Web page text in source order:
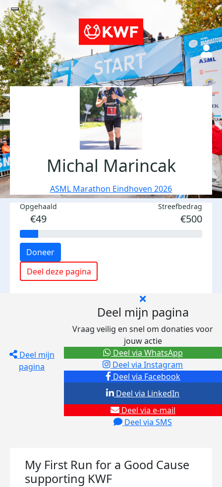
Michal Marincak
ASML Marathon Eindhoven 2026
Opgehaald
€49
Streefbedrag
€500
Doneer
Deel deze pagina
Deel mijn
pagina
Deel mijn pagina
Vraag veilig en snel om donaties voor
jouw actie
Deel via Facebook
Deel via Instagram
Deel via e-mail
Deel via SMS
Deel via LinkedIn
Deel via WhatsApp
My First Run for a Good Cause
supporting KWF